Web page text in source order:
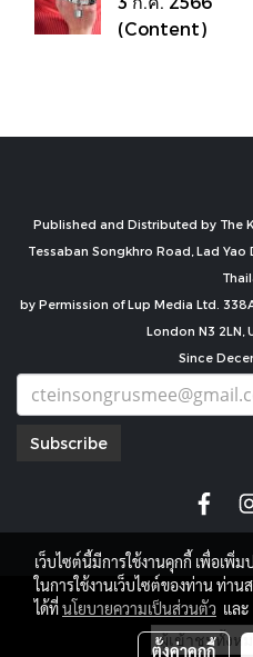
(Content)
Published and Distributed by The
Tessaban Songkhro Road, Lad
by Permission of Lup Media Ltd.
London N3 2LN,
Since
Subscribe
ผู้เข้าชมทั้งห
เว็บไซต์นี้มีการใช้งานคุกกี้ เพื่อเ
ในการใช้งานเว็บไซต์ของท่าน ท่าน
ได้ที่นโยบายความเป็นส่วนตัว และ
ตั้งค่าคุกกี้